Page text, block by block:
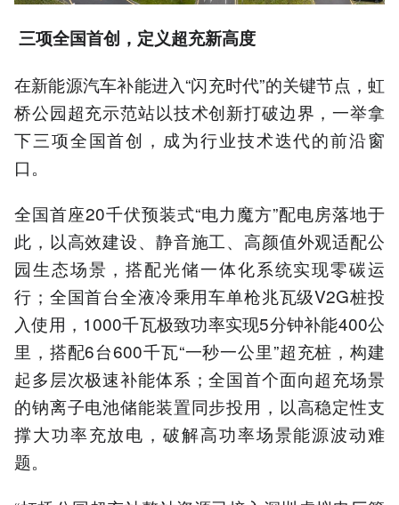
三项全国首创，定义超充新高度
在新能源汽车补能进入“闪充时代”的关键节点，虹
桥公园超充示范站以技术创新打破边界，一举拿
下三项全国首创，成为行业技术迭代的前沿窗
口。
全国首座20千伏预装式“电力魔方”配电房落地于
此，以高效建设、静音施工、高颜值外观适配公
园生态场景，搭配光储一体化系统实现零碳运
行；全国首台全液冷乘用车单枪兆瓦级V2G桩投
入使用，1000千瓦极致功率实现5分钟补能400公
里，搭配6台600千瓦“一秒一公里”超充桩，构建
起多层次极速补能体系；全国首个面向超充场景
的钠离子电池储能装置同步投用，以高稳定性支
撑大功率充放电，破解高功率场景能源波动难
题。